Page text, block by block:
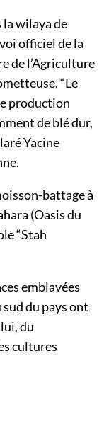
la wilaya de
officiel de la
de l’Agriculture
“Le
production
de blé dur,
Yacine
battage à
(Oasis du
“Stah
emblavées
du pays ont
du
cultures